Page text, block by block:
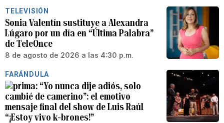
TELEVISIÓN
Sonia Valentín sustituye a Alexandra
Lúgaro por un día en “Última Palabra”
de TeleOnce
8 de agosto de 2026 a las 4:30 p.m.
FARÁNDULA
“Yo nunca dije adiós, solo
cambié de camerino”: el emotivo
mensaje final del show de Luis Raúl
“¡Estoy vivo k-brones!”